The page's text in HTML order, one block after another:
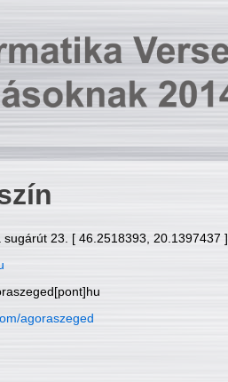
23. [ 46.2518393, 20.1397437 ]
agoraszeged